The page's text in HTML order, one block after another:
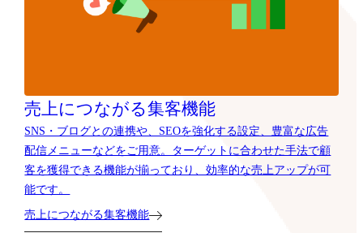
売上につながる集客機能
SNS・ブログとの連携や、SEOを強化する設定、豊富な広告
配信メニューなどをご用意。ターゲットに合わせた手法で顧
客を獲得できる機能が揃っており、効率的な売上アップが可
能です。
売上につながる集客機能